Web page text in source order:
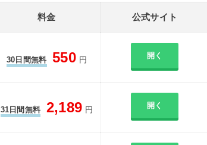
料金 公式サイト
30日間無料 550 円 開く
31日間無料 2,189 円 開く